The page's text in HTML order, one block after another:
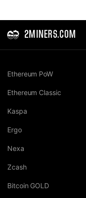
2MINERS.COM
Ethereum PoW
Ethereum Classic
Kaspa
Ergo
Nexa
Zcash
Bitcoin GOLD